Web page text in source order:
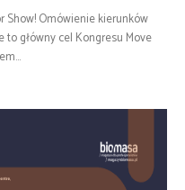
Show! Omówienie kierunków
główny cel Kongresu Move